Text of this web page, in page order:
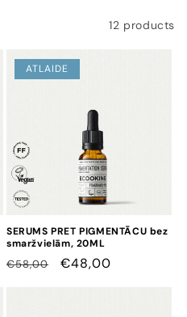
12 products
ATLAIDE
SERUMS PRET PIGMENTĀCU bez
smaržvielām, 20ML
CENA
€58,00
CENA
€48,00